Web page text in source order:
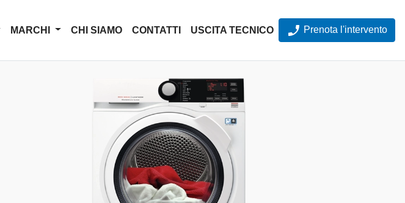
MARCHI CHI SIAMO CONTATTI USCITA TECNICO Prenota l'intervento